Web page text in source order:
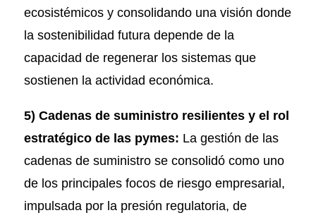
ecosistémicos y consolidando una visión donde
la sostenibilidad futura depende de la
capacidad de regenerar los sistemas que
sostienen la actividad económica.
5) Cadenas de suministro resilientes y el rol
estratégico de las pymes: La gestión de las
cadenas de suministro se consolidó como uno
de los principales focos de riesgo empresarial,
impulsada por la presión regulatoria, de